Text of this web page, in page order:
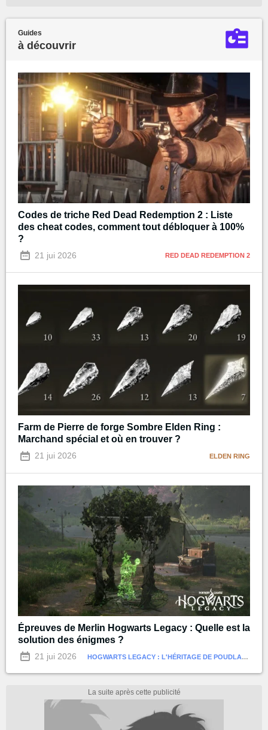
Guides
à découvrir
Codes de triche Red Dead Redemption 2 : Liste
des cheat codes, comment tout débloquer à 100%
?
21 jui 2026 RED DEAD REDEMPTION 2
Farm de Pierre de forge Sombre Elden Ring :
Marchand spécial et où en trouver ?
21 jui 2026 ELDEN RING
Épreuves de Merlin Hogwarts Legacy : Quelle est la
solution des énigmes ?
21 jui 2026 HOGWARTS LEGACY : L'HÉRITAGE DE POUDLARD